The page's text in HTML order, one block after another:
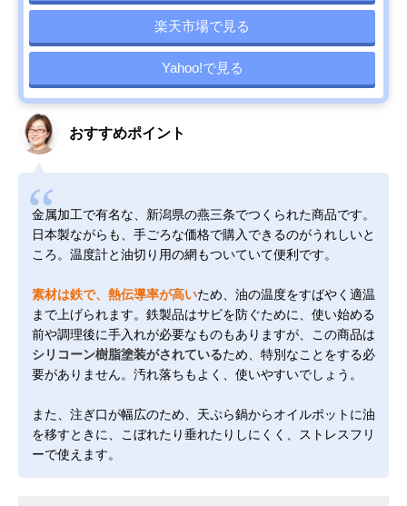
楽天市場で見る
Yahoo!で見る
おすすめポイント
金属加工で有名な、新潟県の燕三条でつくられた商品です。
日本製ながらも、手ごろな価格で購入できるのがうれしいと
ころ。温度計と油切り用の網もついていて便利です。
素材は鉄で、熱伝導率が高いため、油の温度をすばやく適温
まで上げられます。鉄製品はサビを防ぐために、使い始める
前や調理後に手入れが必要なものもありますが、この商品は
シリコーン樹脂塗装がされているため、特別なことをする必
要がありません。汚れ落ちもよく、使いやすいでしょう。
また、注ぎ口が幅広のため、天ぷら鍋からオイルポットに油
を移すときに、こぼれたり垂れたりしにくく、ストレスフリ
ーで使えます。